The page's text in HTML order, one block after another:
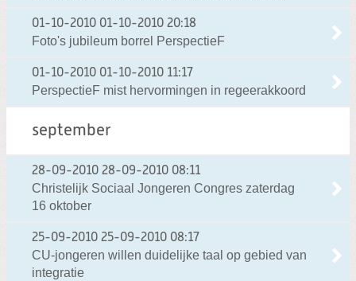
01-10-2010 01-10-2010 20:18
Foto's jubileum borrel PerspectieF
01-10-2010 01-10-2010 11:17
PerspectieF mist hervormingen in regeerakkoord
september
28-09-2010 28-09-2010 08:11
Christelijk Sociaal Jongeren Congres zaterdag
16 oktober
25-09-2010 25-09-2010 08:17
CU-jongeren willen duidelijke taal op gebied van
integratie